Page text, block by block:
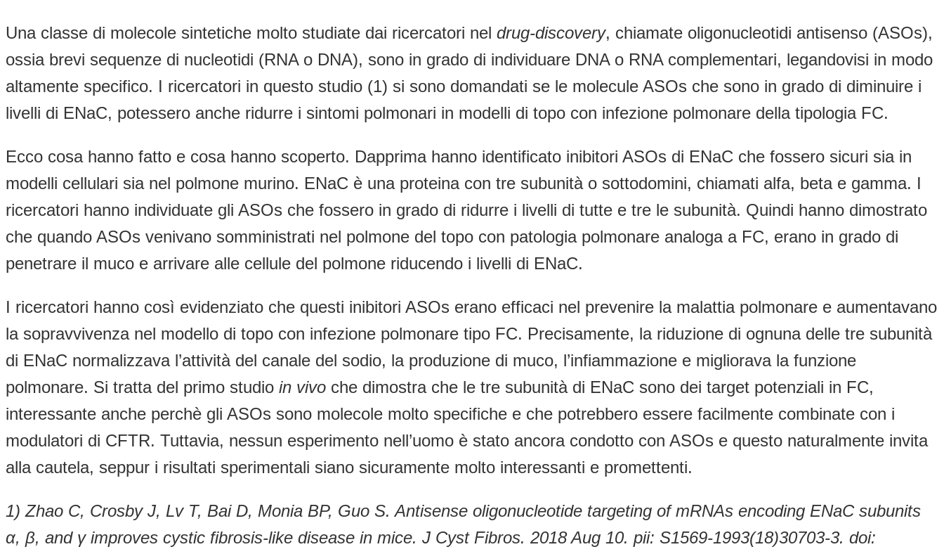
Una classe di molecole sintetiche molto studiate dai ricercatori nel drug-discovery, chiamate oligonucleotidi antisenso (ASOs),
ossia brevi sequenze di nucleotidi (RNA o DNA), sono in grado di individuare DNA o RNA complementari, legandovisi in modo
altamente specifico. I ricercatori in questo studio (1) si sono domandati se le molecule ASOs che sono in grado di diminuire i
livelli di ENaC, potessero anche ridurre i sintomi polmonari in modelli di topo con infezione polmonare della tipologia FC.
Ecco cosa hanno fatto e cosa hanno scoperto. Dapprima hanno identificato inibitori ASOs di ENaC che fossero sicuri sia in
modelli cellulari sia nel polmone murino. ENaC è una proteina con tre subunità o sottodomini, chiamati alfa, beta e gamma. I
ricercatori hanno individuate gli ASOs che fossero in grado di ridurre i livelli di tutte e tre le subunità. Quindi hanno dimostrato
che quando ASOs venivano somministrati nel polmone del topo con patologia polmonare analoga a FC, erano in grado di
penetrare il muco e arrivare alle cellule del polmone riducendo i livelli di ENaC.
I ricercatori hanno così evidenziato che questi inibitori ASOs erano efficaci nel prevenire la malattia polmonare e aumentavano
la sopravvivenza nel modello di topo con infezione polmonare tipo FC. Precisamente, la riduzione di ognuna delle tre subunità
di ENaC normalizzava l’attività del canale del sodio, la produzione di muco, l’infiammazione e migliorava la funzione
polmonare. Si tratta del primo studio in vivo che dimostra che le tre subunità di ENaC sono dei target potenziali in FC,
interessante anche perchè gli ASOs sono molecole molto specifiche e che potrebbero essere facilmente combinate con i
modulatori di CFTR. Tuttavia, nessun esperimento nell’uomo è stato ancora condotto con ASOs e questo naturalmente invita
alla cautela, seppur i risultati sperimentali siano sicuramente molto interessanti e promettenti.
1) Zhao C, Crosby J, Lv T, Bai D, Monia BP, Guo S. Antisense oligonucleotide targeting of mRNAs encoding ENaC subunits
α, β, and γ improves cystic fibrosis-like disease in mice. J Cyst Fibros. 2018 Aug 10. pii: S1569-1993(18)30703-3. doi: